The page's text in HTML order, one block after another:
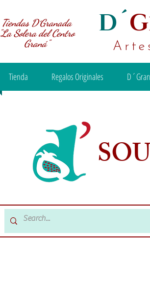
Tiendas D´Granada
"La Solera del Centro
Graná"
D´
Tienda Regalos Originales